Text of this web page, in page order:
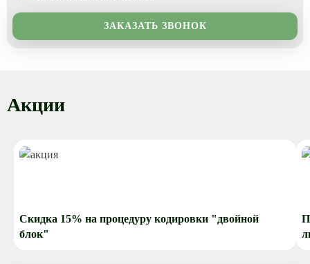
ЗАКАЗАТЬ ЗВОНОК
Акции
Скидка 15% на процедуру кодировки "двойной
блок"